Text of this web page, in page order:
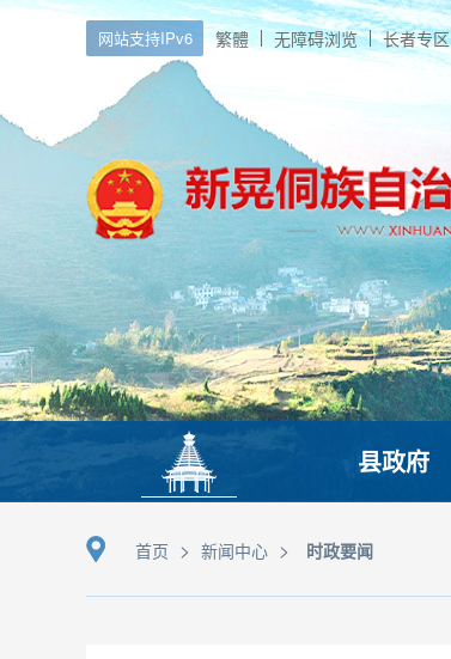
网站支持IPv6 繁體 无障碍浏览 长者专区
县政府
首页 > 新闻中心 > 时政要闻